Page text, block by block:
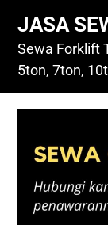
content
JASA
Sewa Forklift
5ton, 7ton,